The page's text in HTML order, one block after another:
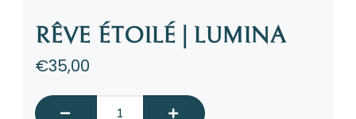
RÊVE ÉTOILÉ | LUMINA
€35,00